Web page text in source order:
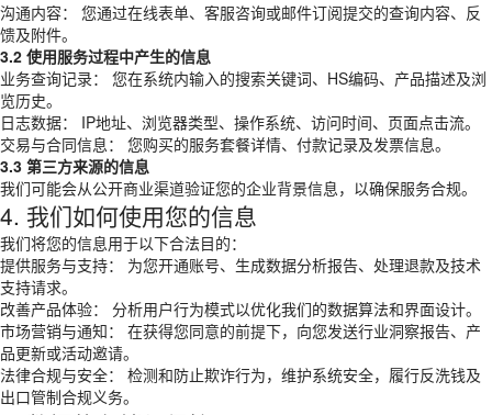
沟通内容： 您通过在线表单、客服咨询或邮件订阅提交的查询内容、反
馈及附件。
3.2 使用服务过程中产生的信息
业务查询记录： 您在系统内输入的搜索关键词、HS编码、产品描述及浏
览历史。
日志数据： IP地址、浏览器类型、操作系统、访问时间、页面点击流。
交易与合同信息： 您购买的服务套餐详情、付款记录及发票信息。
3.3 第三方来源的信息
我们可能会从公开商业渠道验证您的企业背景信息，以确保服务合规。
4. 我们如何使用您的信息
我们将您的信息用于以下合法目的：
提供服务与支持： 为您开通账号、生成数据分析报告、处理退款及技术
支持请求。
改善产品体验： 分析用户行为模式以优化我们的数据算法和界面设计。
市场营销与通知： 在获得您同意的前提下，向您发送行业洞察报告、产
品更新或活动邀请。
法律合规与安全： 检测和防止欺诈行为，维护系统安全，履行反洗钱及
出口管制合规义务。